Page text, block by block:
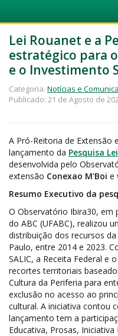
Lei Rouanet e a
estratégico para
e o Investimento
Categoria: Notícias e
Publicado: 21 de Agosto de
A Pró-Reitoria de Extensão
lançamento da Pesquisa
desenvolvida pelo
extensão Conexao M'Boi e
Resumo Executivo da
O Observatório Ibira30, em
do ABC (UFABC), realizou
distribuição dos recursos
Paulo, entre 2014 e 2023.
SALIC, a Receita Federal e
recortes territoriais
Cultura da Periferia para
exclusão no acesso ao
cultural. A iniciativa contou
lançamento tem a
Educativa, Prosas,